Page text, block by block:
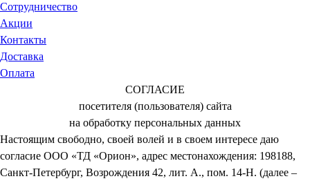
Сотрудничество
Акции
Контакты
Доставка
Оплата
СОГЛАСИЕ
посетителя (пользователя) сайта
на обработку персональных данных
Настоящим свободно, своей волей и в своем интересе даю
согласие ООО «ТД «Орион», адрес местонахождения: 198188,
Санкт-Петербург, Возрождения 42, лит. А., пом. 14-Н. (далее –